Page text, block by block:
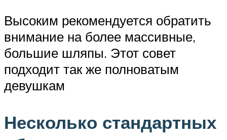
Высоким рекомендуется обратить
внимание на более массивные,
большие шляпы. Этот совет
подходит так же полноватым
девушкам
Несколько стандартных